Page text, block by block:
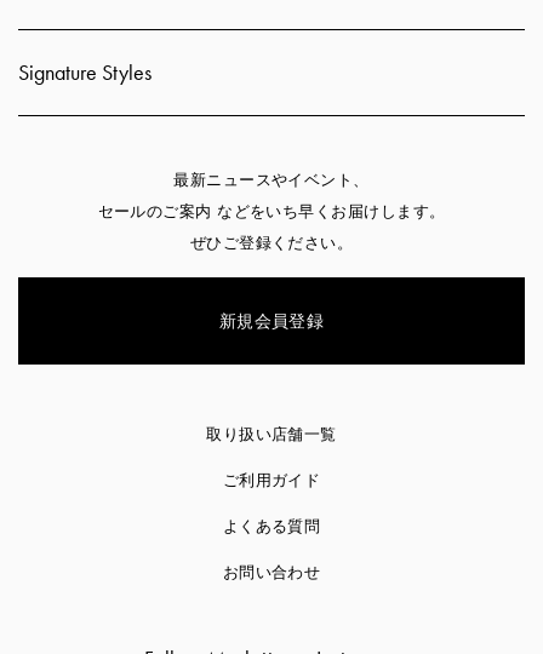
Signature Styles
最新ニュースやイベント、
セールのご案内 などをいち早くお届けします。
ぜひご登録ください。
新規会員登録
取り扱い店舗一覧
ご利用ガイド
よくある質問
お問い合わせ